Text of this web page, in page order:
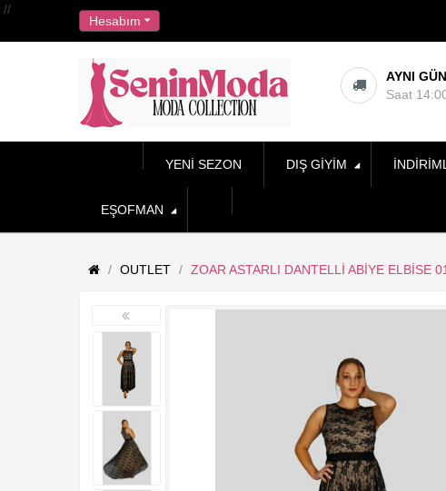
//
Hesabım
AYNI
Saat
YENI SEZON DIŞ GIYIM
EŞOFMAN
OUTLET ZOAR ASTARLI DANTELLI ABIYE ELBISE